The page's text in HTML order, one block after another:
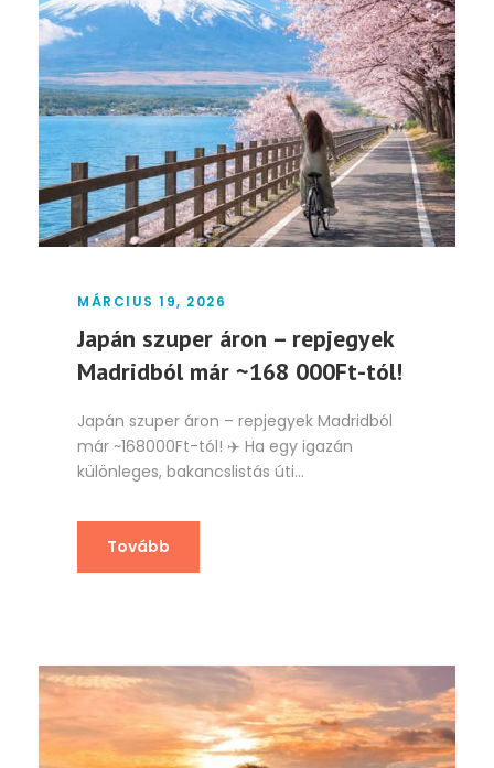
MÁRCIUS 19, 2026
Japán szuper áron – repjegyek
Madridból már ~168 000Ft-tól!
Japán szuper áron – repjegyek Madridból
már ~168000Ft-tól! ✈️ Ha egy igazán
különleges, bakancslistás úti...
Tovább